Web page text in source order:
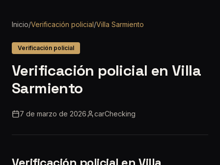
Inicio/Verificación policial/Villa Sarmiento
Verificación policial
Verificación policial en Villa
Sarmiento
7 de marzo de 2026 carChecking